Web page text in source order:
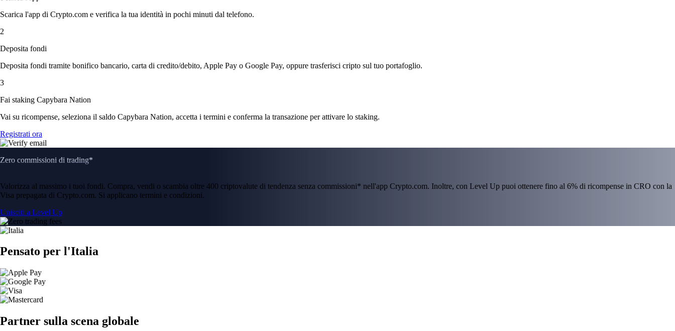
Scarica l'app di Crypto.com e verifica la tua identità in pochi minuti dal telefono.
2
Deposita fondi
Deposita fondi tramite bonifico bancario, carta di credito/debito, Apple Pay o Google Pay, oppure trasferisci cripto sul tuo portafoglio.
3
Fai staking Capybara Nation
Vai su ricompense, seleziona il saldo Capybara Nation, accetta i termini e conferma la transazione per attivare lo staking.
Registrati ora
Zero commissioni di trading*
Valorizza al massimo i tuoi fondi. Compra, vendi o scambia oltre 400 criptovalute di tendenza senza commissioni* nell'app Crypto.com. Inoltre, con Level Up puoi ottenere fino al 6% di ricompense in CRO con la
Visa prepagata di Crypto.com. Si applicano termini e condizioni.
Unisciti a Level Up
Pensato per l'Italia
Partner sulla scena globale